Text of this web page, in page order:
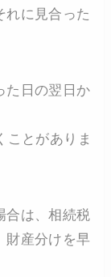
れに見合った
た日の翌日か
ことがありま
合は、相続税
財産分けを早